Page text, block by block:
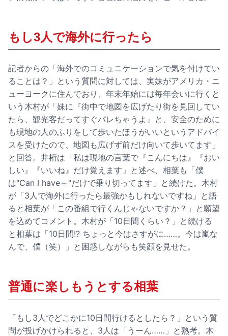
もし3人で海外に行ったら
記者からの「海外でのコミュニケーションで気を付けてい
ることは？」という質問に対しては、実妹がアメリカ・ニ
ューヨークに住んでおり、年末年始には毎年会いに行くと
いう木村が「妹に『街中で地図を広げたり街を見回してい
たら、観光客だってすぐバレちゃうよ』と、安全のために
も現地の人のふりをして歩いたほうがいいというアドバイ
スを受けたので、地図も広げず前だけ向いて歩いてます」
と回答。井桁は「私は現地の言葉で『こんにちは』『おい
しい』『いいね』だけ覚えます」と述べ、相葉も「僕
は"Can I have～"だけで乗り切ってます」と続けた。木村
が「3人で海外に行ったら最強かもしれないですね」と語
ると相葉が「この番組で行くんじゃないですか？」と願望
を込めてコメント。木村が「10日間くらい？」と続ける
と相葉は「10日間!? ちょっと今はさすがに……。今は嵐な
んで、僕（笑）」と困惑しながらも笑顔を見せた。
普通に楽しもうとする相葉
「もし3人でどこかに10日間行けるとしたら？」という質
問が投げかけられると、3人は「うーん……」と熟考。木